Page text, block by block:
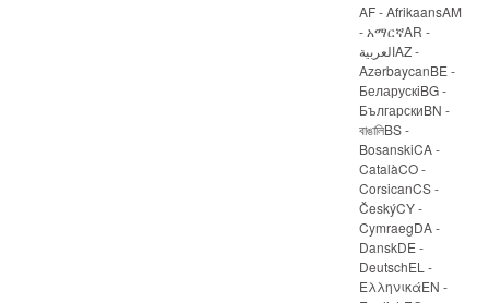
AF - AfrikaansAM
- አማርኛAR -
العربيةAZ -
AzərbaycanBE -
БеларускіBG -
БългарскиBN -
বাঙালিBS -
BosanskiCA -
CatalàCO -
CorsicanCS -
ČeskýCY -
CymraegDA -
DanskDE -
DeutschEL -
ΕλληνικάEN -